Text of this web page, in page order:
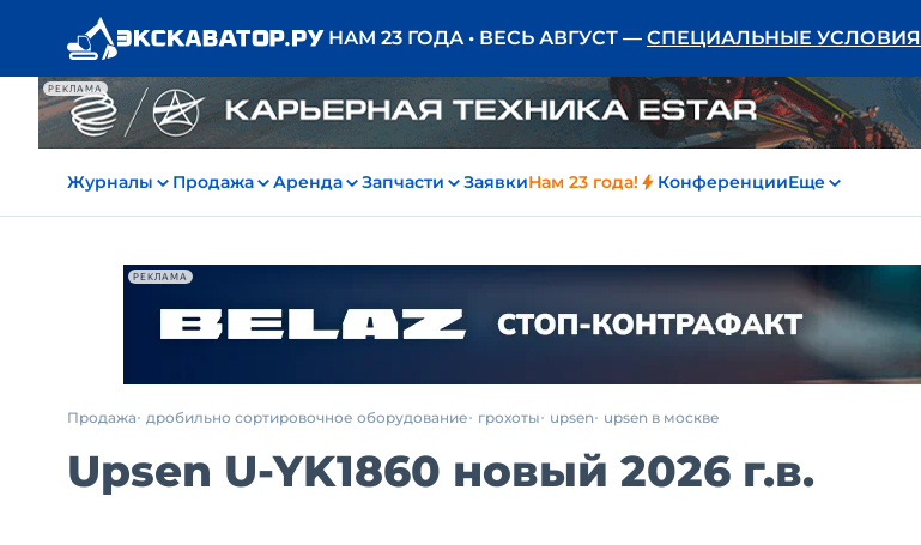
РЕКЛАМА
НАМ 23 ГОДА • ВЕСЬ АВГУСТ — СПЕЦИАЛЬНЫЕ УСЛОВИЯ
Журналы Продажа Аренда Запчасти ЗаявкиНам 23 года! КонференцииЕще
РЕКЛАМА
Продажа дробильно сортировочное оборудование грохоты upsen upsen в москве
Upsen U-YK1860 новый 2026 г.в.